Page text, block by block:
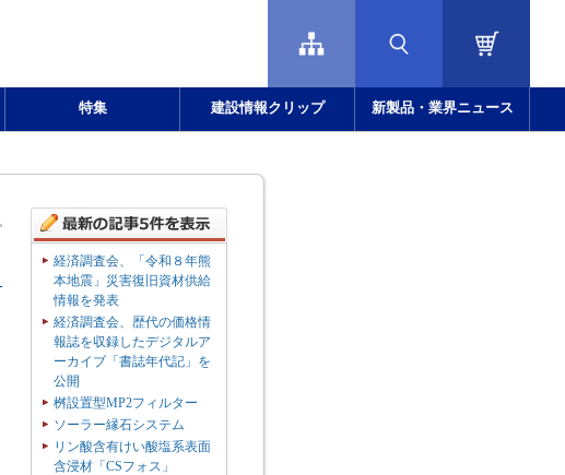
特集 建設情報クリップ 新製品・業界ニュース
経済調査会、「令和８年熊
本地震」災害復旧資材供給
情報を発表
経済調査会、歴代の価格情
報誌を収録したデジタルア
ーカイブ「書誌年代記」を
公開
桝設置型MP2フィルター
ソーラー縁石システム
リン酸含有けい酸塩系表面
含浸材「CSフォス」